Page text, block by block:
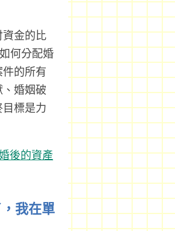
資金的比
何分配婚
的所有
婚姻破
標是力
後的資產
我在單